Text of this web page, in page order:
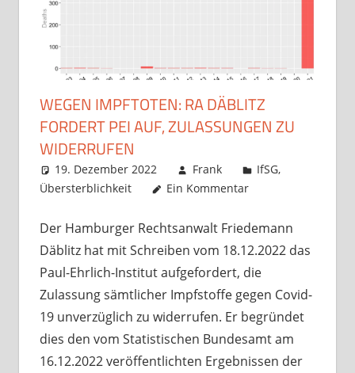
WEGEN IMPFTOTEN: RA DÄBLITZ
FORDERT PEI AUF, ZULASSUNGEN ZU
WIDERRUFEN
19. Dezember 2022 Frank IfSG,
Übersterblichkeit
Ein Kommentar
Der Hamburger Rechtsanwalt Friedemann
Däblitz hat mit Schreiben vom 18.12.2022 das
Paul-Ehrlich-Institut aufgefordert, die
Zulassung sämtlicher Impfstoffe gegen Covid-
19 unverzüglich zu widerrufen. Er begründet
dies den vom Statistischen Bundesamt am
16.12.2022 veröffentlichten Ergebnissen der